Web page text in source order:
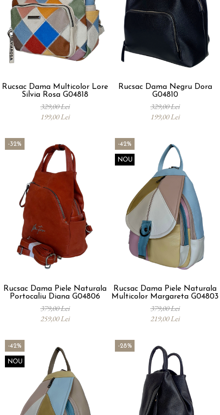
Rucsac Dama Multicolor Lore
Silvia Rosa G04818
329,00 Lei
199,00 Lei
Rucsac Dama Negru Dora
G04810
329,00 Lei
199,00 Lei
-32%
Rucsac Dama Piele Naturala
Portocaliu Diana G04806
379,00 Lei
259,00 Lei
-42%
NOU
Rucsac Dama Piele Naturala
Multicolor Margareta G04803
379,00 Lei
219,00 Lei
-42%
NOU
-28%